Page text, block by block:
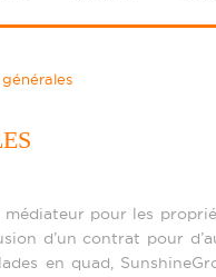
médiateur pour les
d’un contrat pour
en quad,